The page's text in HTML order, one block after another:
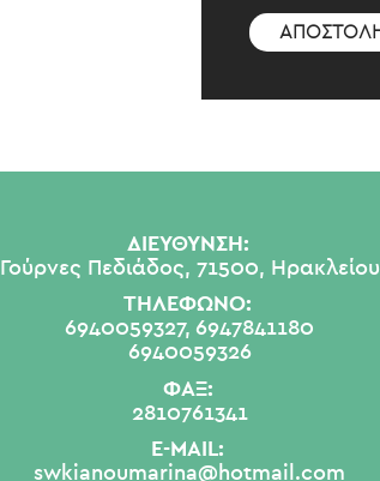
ΔΙΕΥΘΥΝΣΗ:
Γούρνες Πεδιάδος, 71500, Ηρακλείου
ΤΗΛΕΦΩΝΟ:
6940059327, 6947841180
6940059326
ΦΑΞ:
2810761341
E-MAIL:
swkianoumarina@hotmail.com